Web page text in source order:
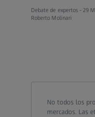
Debate de expertos -29
Roberto Molinari
Call contact at
Call contact on mobile at
Send contact a mail to
No todos los
mercados. Las